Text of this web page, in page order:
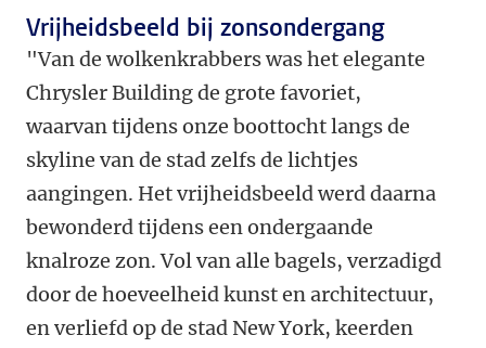
Vrijheidsbeeld bij zonsondergang
"Van de wolkenkrabbers was het elegante
Chrysler Building de grote favoriet,
waarvan tijdens onze boottocht langs de
skyline van de stad zelfs de lichtjes
aangingen. Het vrijheidsbeeld werd daarna
bewonderd tijdens een ondergaande
knalroze zon. Vol van alle bagels, verzadigd
door de hoeveelheid kunst en architectuur,
en verliefd op de stad New York, keerden